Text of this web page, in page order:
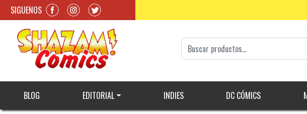
SIGUENOS
BLOG EDITORIAL INDIES DC CÓMICS